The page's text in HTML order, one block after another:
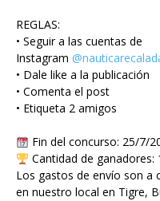
REGLAS:
• Seguir a las cuentas de
Instagram
• Dale like a la publicación
• Comenta el post
• Etiqueta 2 amigos
Fin del concurso: 25/7/
Cantidad de ganadores:
Los gastos de envío son a
en nuestro local en Tigre,